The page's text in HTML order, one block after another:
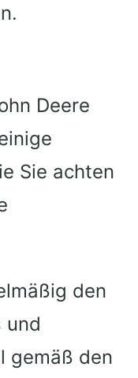
Deere
Sie achten
den
und
gemäß den